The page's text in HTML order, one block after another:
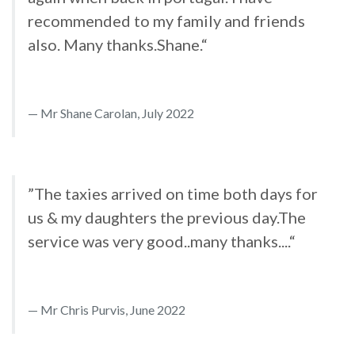
recommended to my family and friends
also. Many thanks.Shane.“
Mr Shane Carolan, July 2022
”The taxies arrived on time both days for
us & my daughters the previous day.The
service was very good..many thanks....“
Mr Chris Purvis, June 2022